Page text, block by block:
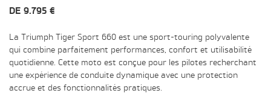
DE 9.795 €
La Triumph Tiger Sport 660 est une sport-touring polyvalente
qui combine parfaitement performances, confort et utilisabilité
quotidienne. Cette moto est conçue pour les pilotes recherchant
une expérience de conduite dynamique avec une protection
accrue et des fonctionnalités pratiques.